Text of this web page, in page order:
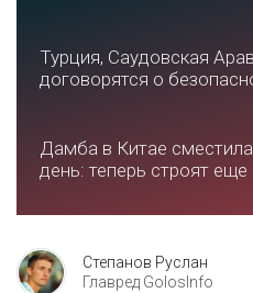
Турция, Саудовская
договорятся о
Дамба в Китае
день: теперь строят еще
Степанов Руслан
Главред GolosInfo